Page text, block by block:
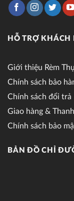
HỖ TRỢ KHÁCH
Giới thiệu Rèm
Chính sách bảo
Chính sách đổi trả
Giao hàng &
Chính sách bảo
BẢN ĐỒ CHỈ